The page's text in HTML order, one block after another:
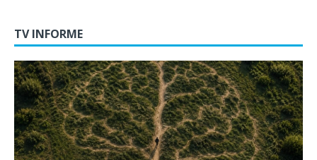
TV INFORME